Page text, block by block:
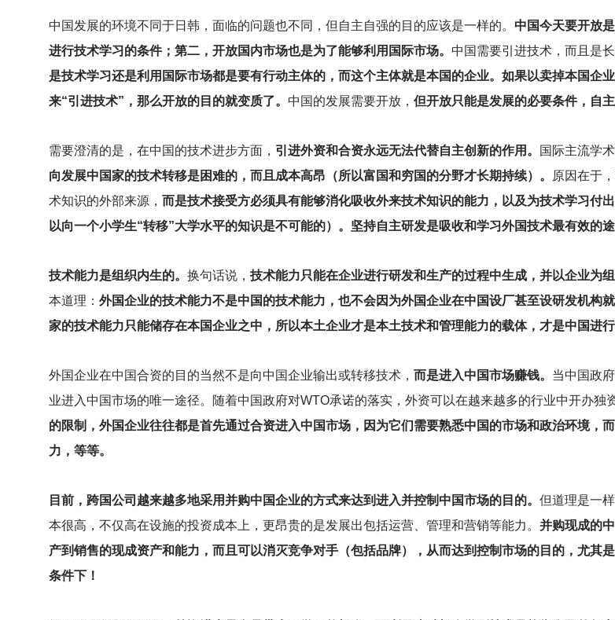
中国发展的环境不同于日韩，面临的问题也不同，但自主自强的目的应该是一样的。 中国今天要开放
进行技术学习的条件；第二，开放国内市场也是为了能够利用国际市场。 中国需要引进技术，而且是长
是技术学习还是利用国际市场都是要有行动主体的，而这个主体就是本国的企业。如果以卖掉本国企
来“引进技术”，那么开放的目的就变质了。 中国的发展需要开放， 但开放只能是发展的必要条件，自
需要澄清的是，在中国的技术进步方面， 引进外资和合资永远无法代替自主创新的作用。 国际主流学
向发展中国家的技术转移是困难的，而且成本高昂（所以富国和穷国的分野才长期持续）。
原因在于
术知识的外部来源， 而是技术接受方必须具有能够消化吸收外来技术知识的能力，以及为技术学习付
以向一个小学生“转移”大学水平的知识是不可能的）。坚持自主研发是吸收和学习外国技术最有效的途
技术能力是组织内生的。 换句话说， 技术能力只能在企业进行研发和生产的过程中生成，并以企业为组
本道理： 外国企业的技术能力不是中国的技术能力，也不会因为外国企业在中国设厂甚至设研发机构
家的技术能力只能储存在本国企业之中，所以本土企业才是本土技术和管理能力的载体，才是中国进行
外国企业在中国合资的目的当然不是向中国企业输出或转移技术， 而是进入中国市场赚钱。 当中国政
业进入中国市场的唯一途径。随着中国政府对WTO承诺的落实，外资可以在越来越多的行业中开办独
的限制，外国企业往往都是首先通过合资进入中国市场，因为它们需要熟悉中国的市场和政治环境，
力，等等。
目前，跨国公司越来越多地采用并购中国企业的方式来达到进入并控制中国市场的目的。 但道理是一
本很高，不仅高在设施的投资成本上，更昂贵的是发展出包括运营、管理和营销等能力。 并购现成的
产到销售的现成资产和能力，而且可以消灭竞争对手（包括品牌），从而达到控制市场的目的，尤其
条件下！